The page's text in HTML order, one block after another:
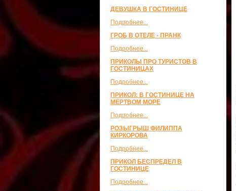
ДЕВУШКА В ГОСТИНИЦЕ
Подробнее...
ГРОБ В ОТЕЛЕ - ПРАНК
Подробнее...
ПРИКОЛЫ ПРО ТУРИСТОВ В
ГОСТИНИЦАХ
Подробнее...
ПРИКОЛ: В ГОСТИНИЦЕ НА
МЁРТВОМ МОРЕ
Подробнее...
РОЗЫГРЫШ ФИЛИППА
КИРКОРОВА
Подробнее...
ПРИКОЛ БЕСПРЕДЕЛ В
ГОСТИНИЦЕ
Подробнее...